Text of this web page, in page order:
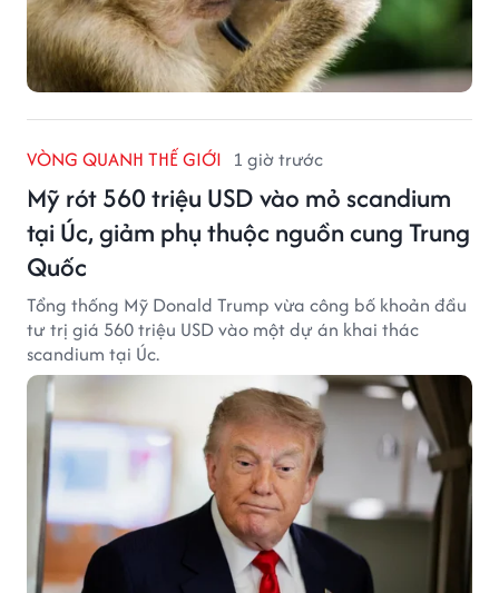
VÒNG QUANH THẾ GIỚI 1 giờ trước
Mỹ rót 560 triệu USD vào mỏ scandium
tại Úc, giảm phụ thuộc nguồn cung Trung
Quốc
Tổng thống Mỹ Donald Trump vừa công bố khoản đầu
tư trị giá 560 triệu USD vào một dự án khai thác
scandium tại Úc.